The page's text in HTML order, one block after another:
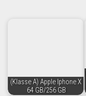
(Klasse A) Apple Iphone X
64 GB/256 GB